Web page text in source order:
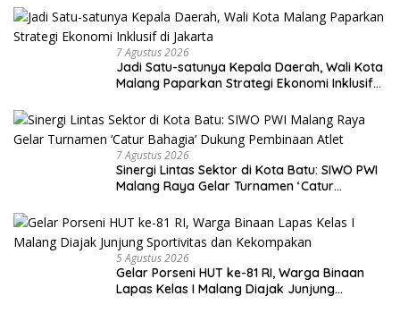
7 Agustus 2026
Jadi Satu-satunya Kepala Daerah, Wali Kota
Malang Paparkan Strategi Ekonomi Inklusif
7 Agustus 2026
Sinergi Lintas Sektor di Kota Batu: SIWO PWI
Malang Raya Gelar Turnamen ‘Catur
5 Agustus 2026
Gelar Porseni HUT ke-81 RI, Warga Binaan
Lapas Kelas I Malang Diajak Junjung